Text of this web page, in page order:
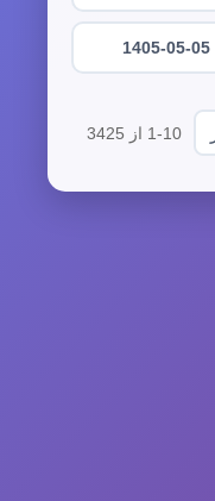
1405-05-05
1-10 از 3425